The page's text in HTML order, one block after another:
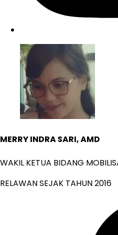
MERRY INDRA SARI, AMD
WAKIL KETUA BIDANG
RELAWAN SEJAK TAHUN 2016